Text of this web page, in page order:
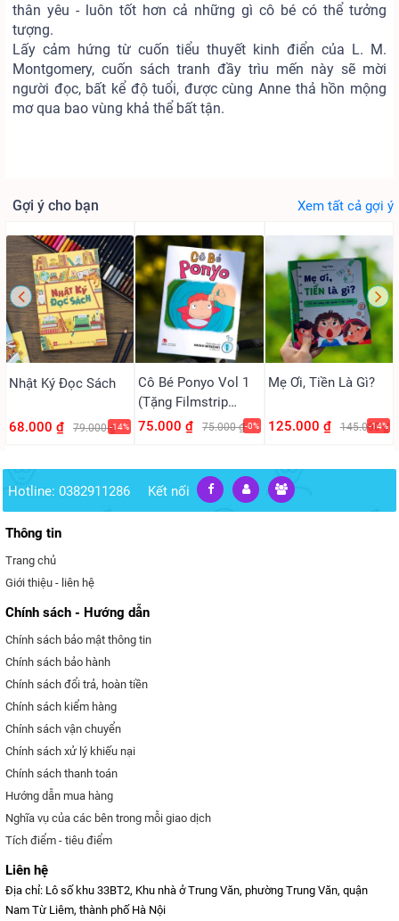
thân yêu - luôn tốt hơn cả những gì cô bé có thể tưởng
tượng.
Lấy cảm hứng từ cuốn tiểu thuyết kinh điển của L. M.
Montgomery, cuốn sách tranh đầy trìu mến này sẽ mời
người đọc, bất kể độ tuổi, được cùng Anne thả hồn mộng
mơ qua bao vùng khả thể bất tận.
Gợi ý cho bạn Xem tất cả gợi ý
Nhật Ký Đọc Sách
68.000 ₫ 79.000 ₫-14%
Cô Bé Ponyo Vol 1
(Tặng Filmstrip
PVC)
75.000 ₫ 75.000 ₫-0%
Mẹ Ơi, Tiền Là Gì?
125.000 ₫ 145.000 ₫
-14%
Hotline: 0382911286 Kết nối
Thông tin
Trang chủ
Giới thiệu - liên hệ
Chính sách - Hướng dẫn
Chính sách bảo mật thông tin
Chính sách bảo hành
Chính sách đổi trả, hoàn tiền
Chính sách kiểm hàng
Chính sách vận chuyển
Chính sách xử lý khiếu nại
Chính sách thanh toán
Hướng dẫn mua hàng
Nghĩa vụ của các bên trong mỗi giao dịch
Tích điểm - tiêu điểm
Liên hệ
Địa chỉ: Lô số khu 33BT2, Khu nhà ở Trung Văn, phường Trung Văn, quận
Nam Từ Liêm, thành phố Hà Nội